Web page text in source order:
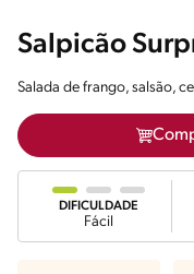
Salpicão
Salada de frango, salsão,
DIFICULDADE
Fácil